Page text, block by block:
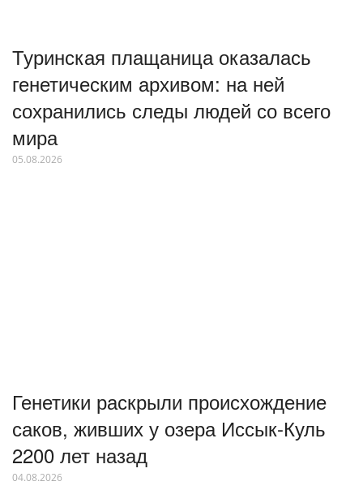
Туринская плащаница оказалась
генетическим архивом: на ней
сохранились следы людей со всего
мира
05.08.2026
Генетики раскрыли происхождение
саков, живших у озера Иссык-Куль
2200 лет назад
04.08.2026